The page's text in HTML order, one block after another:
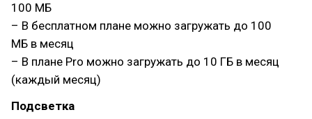
100 МБ
– В бесплатном плане можно загружать до 100
МБ в месяц
– В плане Pro можно загружать до 10 ГБ в месяц
(каждый месяц)
Подсветка